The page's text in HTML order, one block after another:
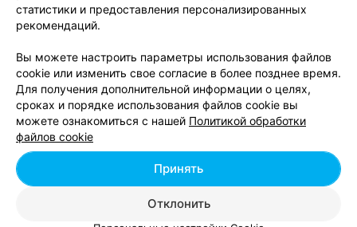
статистики и предоставления персонализированных
рекомендаций.
Вы можете настроить параметры использования файлов
cookie или изменить свое согласие в более позднее время.
Для получения дополнительной информации о целях,
сроках и порядке использования файлов cookie вы
можете ознакомиться с нашей Политикой обработки
файлов cookie
Отклонить
Принять